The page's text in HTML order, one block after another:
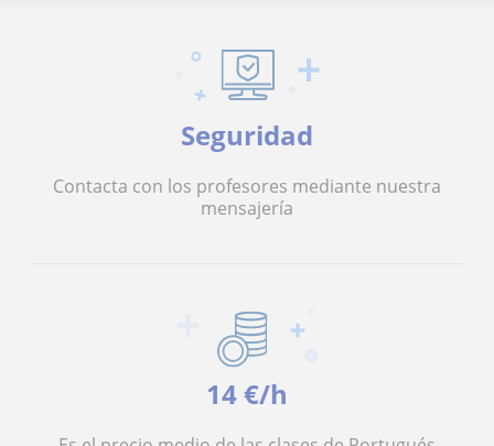
Seguridad
Contacta con los profesores mediante nuestra
mensajería
14 €/h